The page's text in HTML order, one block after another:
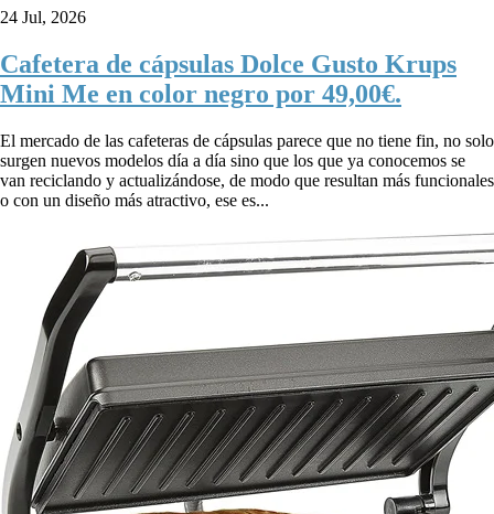
24 Jul, 2026
Cafetera de cápsulas Dolce Gusto Krups
Mini Me en color negro por 49,00€.
El mercado de las cafeteras de cápsulas parece que no tiene fin, no solo
surgen nuevos modelos día a día sino que los que ya conocemos se
van reciclando y actualizándose, de modo que resultan más funcionales
o con un diseño más atractivo, ese es...